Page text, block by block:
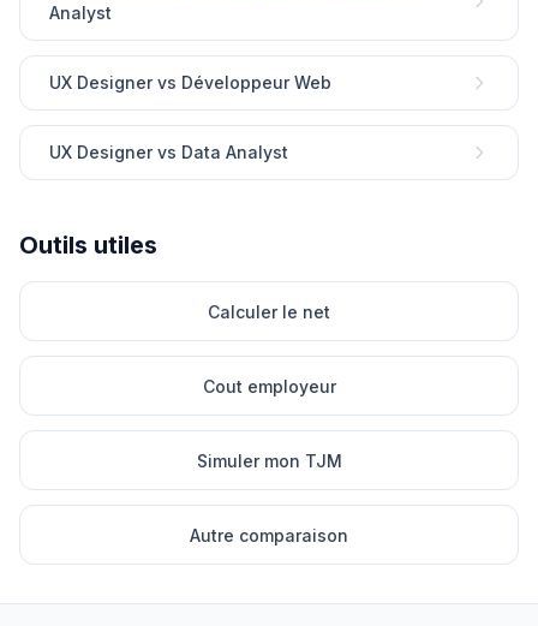
Analyst
UX Designer vs Développeur Web
UX Designer vs Data Analyst
Outils utiles
Calculer le net
Cout employeur
Simuler mon TJM
Autre comparaison